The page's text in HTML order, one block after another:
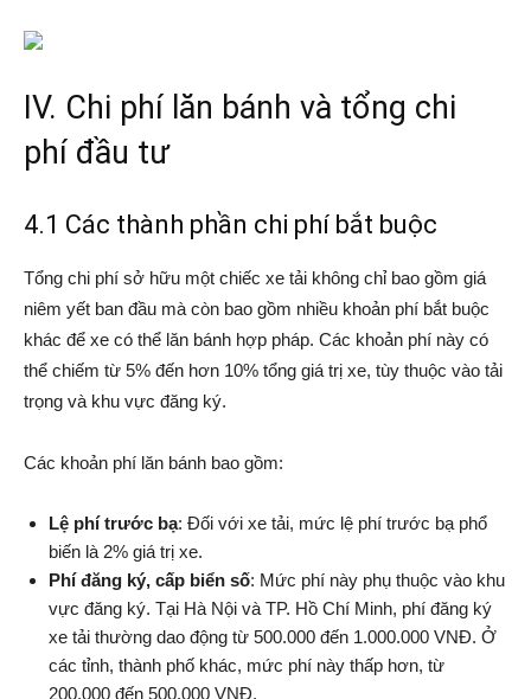
IV. Chi phí lăn bánh và tổng chi
phí đầu tư
4.1 Các thành phần chi phí bắt buộc
Tổng chi phí sở hữu một chiếc xe tải không chỉ bao gồm giá
niêm yết ban đầu mà còn bao gồm nhiều khoản phí bắt buộc
khác để xe có thể lăn bánh hợp pháp. Các khoản phí này có
thể chiếm từ 5% đến hơn 10% tổng giá trị xe, tùy thuộc vào tải
trọng và khu vực đăng ký.
Các khoản phí lăn bánh bao gồm:
Lệ phí trước bạ: Đối với xe tải, mức lệ phí trước bạ phổ
biến là 2% giá trị xe.
Phí đăng ký, cấp biển số: Mức phí này phụ thuộc vào khu
vực đăng ký. Tại Hà Nội và TP. Hồ Chí Minh, phí đăng ký
xe tải thường dao động từ 500.000 đến 1.000.000 VNĐ. Ở
các tỉnh, thành phố khác, mức phí này thấp hơn, từ
200.000 đến 500.000 VNĐ.